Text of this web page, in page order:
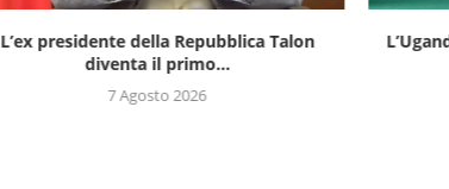
L’ex presidente della Repubblica Talon
diventa il primo...
7 Agosto 2026